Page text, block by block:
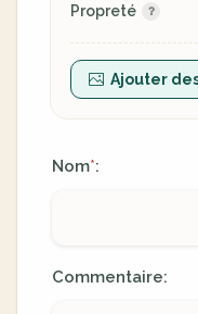
Propreté
Ajouter
Nom*:
Commentaire: